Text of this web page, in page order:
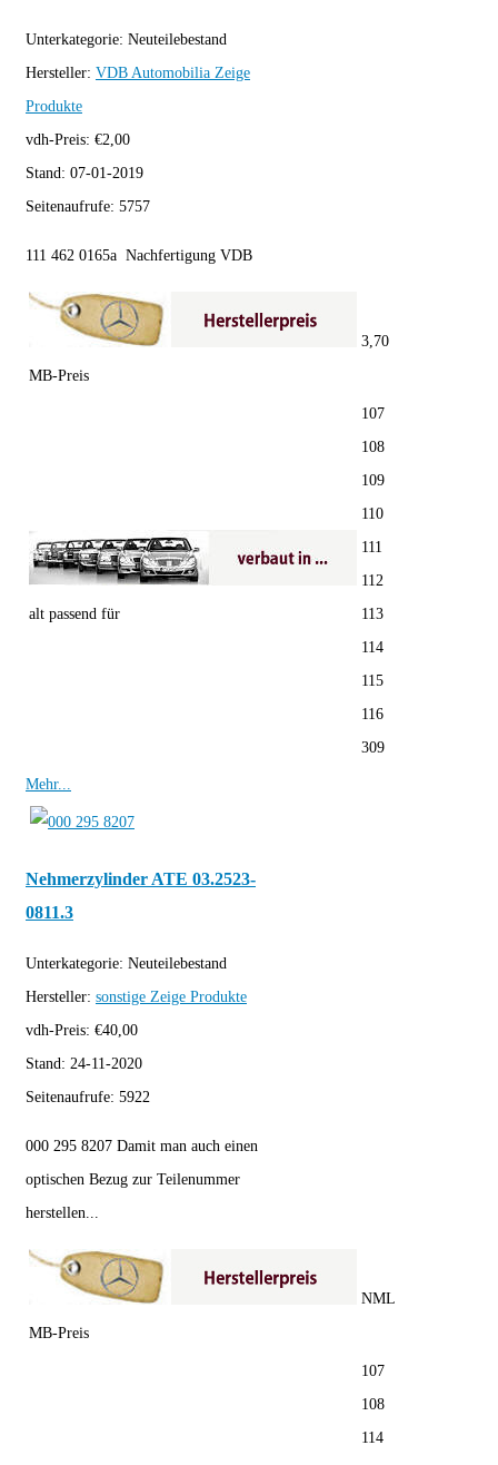
Unterkategorie: Neuteilebestand
Hersteller: VDB Automobilia Zeige
Produkte
vdh-Preis: €2,00
Stand: 07-01-2019
Seitenaufrufe: 5757
111 462 0165a Nachfertigung VDB
MB-Preis
3,70
alt passend für
107
108
109
110
111
112
113
114
115
116
309
Mehr...
Nehmerzylinder ATE 03.2523-
0811.3
Unterkategorie: Neuteilebestand
Hersteller: sonstige Zeige Produkte
vdh-Preis: €40,00
Stand: 24-11-2020
Seitenaufrufe: 5922
000 295 8207 Damit man auch einen
optischen Bezug zur Teilenummer
herstellen...
MB-Preis
NML
107
108
114